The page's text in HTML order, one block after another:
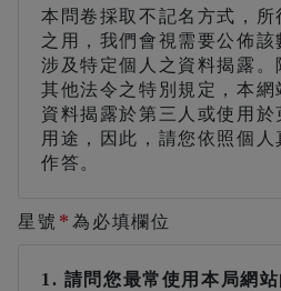
本問卷採取不記名方式，
之用，我們會視需要公佈
涉及特定個人之資料揭露
其他法令之特別規定，本網
資料揭露於第三人或使用
用途，因此，請您依照個
作答。
星號 * 為必填欄位
1. 請問您最常使用本局網
資料保護法」第8條第1項
蒐集之目的：稅務行